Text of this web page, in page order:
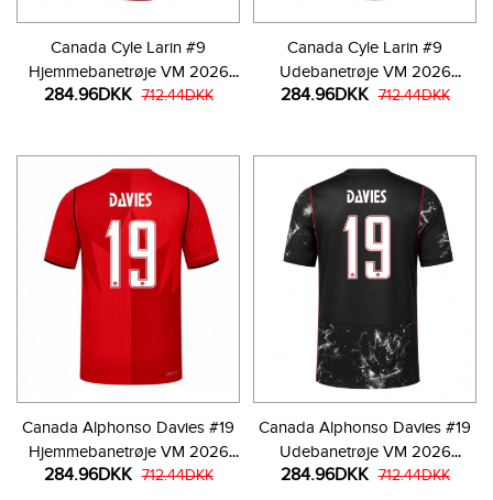
Canada Cyle Larin #9
Hjemmebanetrøje VM 2026
Kortærmet
284.96DKK 712.44DKK
Canada Cyle Larin #9
Udebanetrøje VM 2026
Kortærmet
284.96DKK 712.44DKK
Canada Alphonso Davies #19
Hjemmebanetrøje VM 2026
Kortærmet
284.96DKK 712.44DKK
Canada Alphonso Davies #19
Udebanetrøje VM 2026
Kortærmet
284.96DKK 712.44DKK